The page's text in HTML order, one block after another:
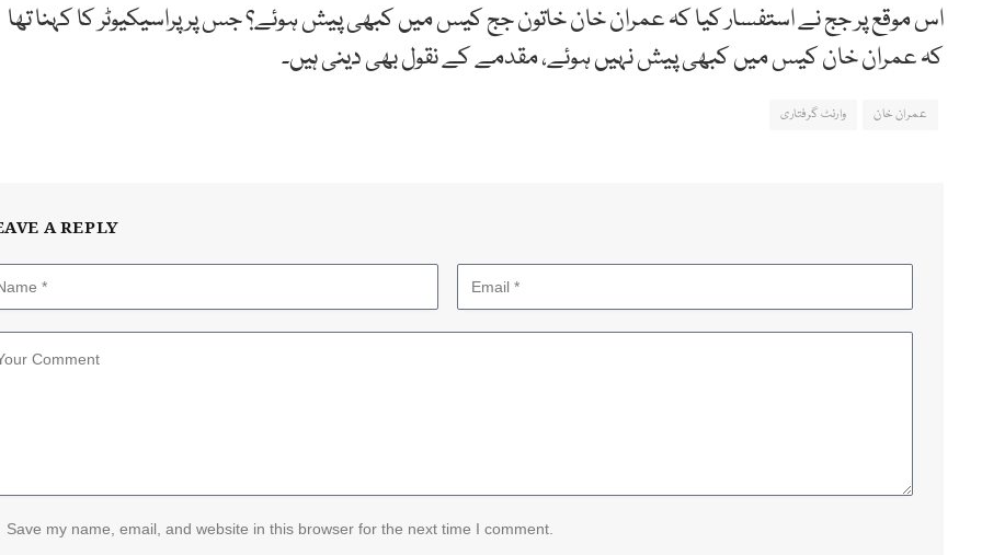
اس موقع پر جج نے استفسار کیا کہ عمران خان خاتون جج کیس میں کبھی پیش ہوئے؟ جس پر پراسیکیوٹر کا کہنا تھا
کہ عمران خان کیس میں کبھی پیش نہیں ہوئے، مقدمے کے نقول بھی دینی ہیں۔
عمران خان وارنٹ گرفتاری
A REPLY
Save my name, email, and website in this browser for the next time I comment.